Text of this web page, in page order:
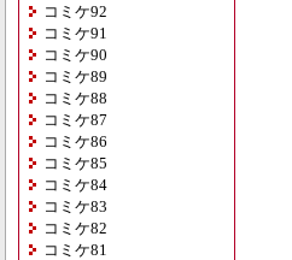
コミケ92
コミケ91
コミケ90
コミケ89
コミケ88
コミケ87
コミケ86
コミケ85
コミケ84
コミケ83
コミケ82
コミケ81